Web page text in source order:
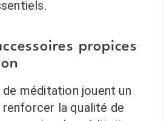
propices
méditation jouent un
la qualité de